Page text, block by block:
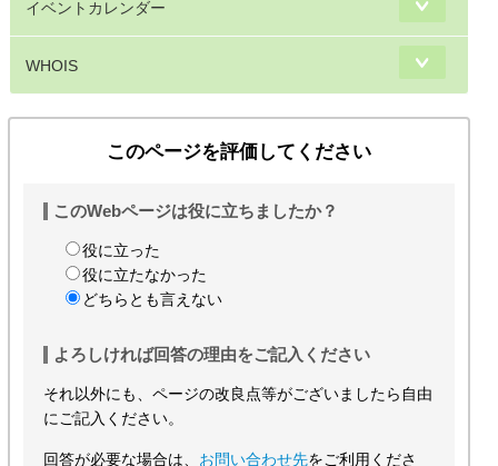
イベントカレンダー
WHOIS
このページを評価してください
このWebページは役に立ちましたか？
役に立った
役に立たなかった
どちらとも言えない
よろしければ回答の理由をご記入ください
それ以外にも、ページの改良点等がございましたら自由
にご記入ください。
回答が必要な場合は、 お問い合わせ先をご利用くださ